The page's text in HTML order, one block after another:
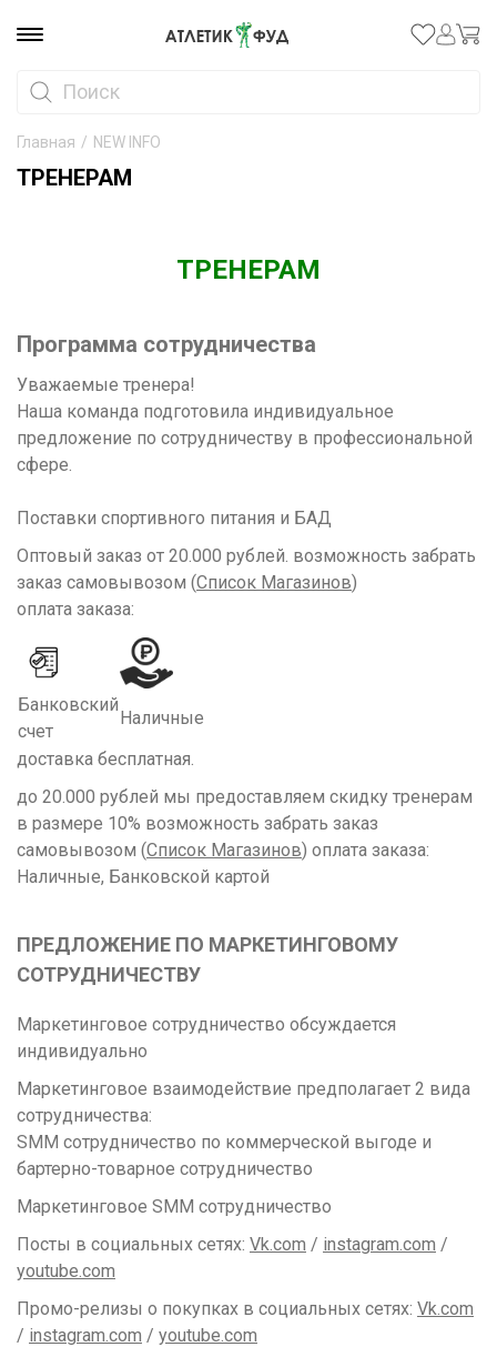
Главная / NEW INFO
ТРЕНЕРАМ
ТРЕНЕРАМ
Программа сотрудничества
Уважаемые тренера!
Наша команда подготовила индивидуальное
предложение по сотрудничеству в профессиональной
сфере.
Поставки спортивного питания и БАД
Оптовый заказ от 20.000 рублей. возможность забрать
заказ самовывозом (Список Магазинов)
оплата заказа:
Банковский
счет
Наличные
доставка бесплатная.
до 20.000 рублей мы предоставляем скидку тренерам
в размере 10% возможность забрать заказ
самовывозом (Список Магазинов) оплата заказа:
Наличные, Банковской картой
ПРЕДЛОЖЕНИЕ ПО МАРКЕТИНГОВОМУ
СОТРУДНИЧЕСТВУ
Маркетинговое сотрудничество обсуждается
индивидуально
Маркетинговое взаимодействие предполагает 2 вида
сотрудничества:
SMM сотрудничество по коммерческой выгоде и
бартерно-товарное сотрудничество
Маркетинговое SMM сотрудничество
Посты в социальных сетях: Vk.com / instagram.com /
youtube.com
Промо-релизы о покупках в социальных сетях: Vk.com
/ instagram.com / youtube.com